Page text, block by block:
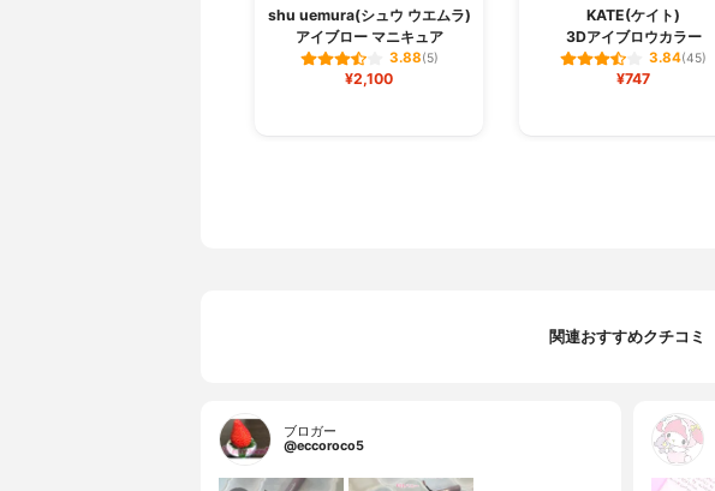
shu uemura(シュウ ウエムラ)
アイブロー マニキュア
3.88(5)
¥2,100
KATE(ケイト)
3Dアイブロウカラー
3.84(45)
¥747
関連おすすめクチコミ
ブロガー
@eccoroco5